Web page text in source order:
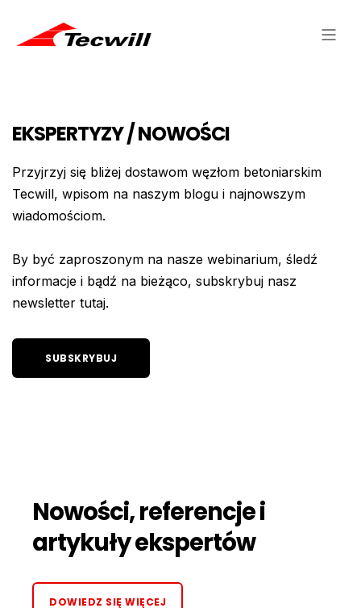
EKSPERTYZY / NOWOŚCI
Przyjrzyj się bliżej dostawom węzłom betoniarskim
Tecwill, wpisom na naszym blogu i najnowszym
wiadomościom.
By być zaproszonym na nasze webinarium, śledź
informacje i bądź na bieżąco, subskrybuj nasz
newsletter tutaj.
SUBSKRYBUJ
Nowości, referencje i
artykuły ekspertów
DOWIEDZ SIĘ WIĘCEJ